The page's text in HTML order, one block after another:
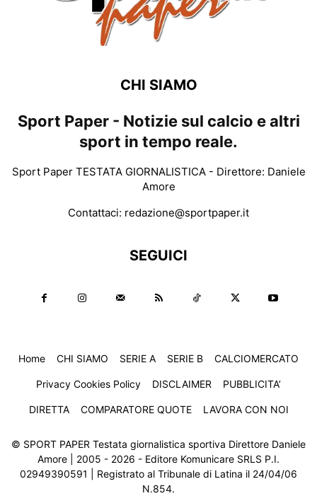
CHI SIAMO
Sport Paper - Notizie sul calcio e altri
sport in tempo reale.
Sport Paper TESTATA GIORNALISTICA - Direttore: Daniele
Amore
Contattaci: redazione@sportpaper.it
SEGUICI
Home CHI SIAMO SERIE A SERIE B CALCIOMERCATO
Privacy Cookies Policy DISCLAIMER PUBBLICITA’
DIRETTA COMPARATORE QUOTE LAVORA CON NOI
© SPORT PAPER Testata giornalistica sportiva Direttore Daniele
Amore | 2005 - 2026 - Editore Komunicare SRLS P.I.
02949390591 | Registrato al Tribunale di Latina il 24/04/06
N.854.